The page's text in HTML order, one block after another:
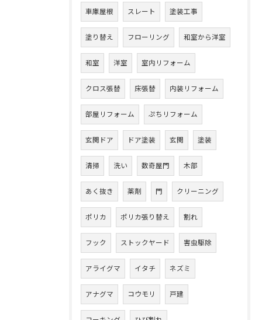
車庫屋根 スレート 塗装工事
塗り替え フローリング 和室から洋室
和室 洋室 室内リフォーム
クロス張替 床張替 内装リフォーム
部屋リフォーム ぷちリフォーム
玄関ドア ドア塗装 玄関 塗装
清掃 洗い 数奇屋門 木部
あく抜き 薬剤 門 クリーニング
ポリカ ポリカ張り替え 割れ
フック ストックヤード 害虫駆除
アライグマ イタチ ネズミ
アナグマ コウモリ 戸建